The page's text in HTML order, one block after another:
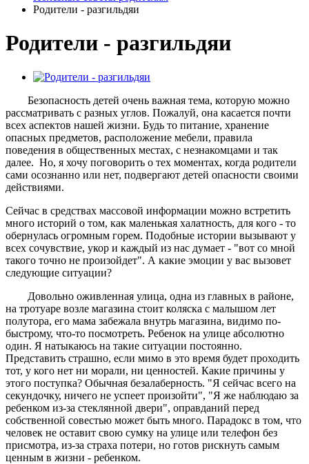
Родители - разгильдяи
Родители - разгильдяи
Безопасность детей очень важная тема, которую можно
рассматривать с разных углов. Пожалуй, она касается почти
всех аспектов нашей жизни. Будь то питание, хранение
опасных предметов, расположение мебели, правила
поведения в общественных местах, с незнакомцами и так
далее. Но, я хочу поговорить о тех моментах, когда родители
сами осознанно или нет, подвергают детей опасности своими
действиями.
Сейчас в средствах массовой информации можно встретить
много историй о том, как маленькая халатность, для кого - то
обернулась огромным горем. Подобные истории вызывают у
всех сочувствие, укор и каждый из нас думает - "вот со мной
такого точно не произойдет". А какие эмоции у вас вызовет
следующие ситуации?
Довольно оживленная улица, одна из главных в районе,
на тротуаре возле магазина стоит коляска с малышом лет
полутора, его мама забежала внутрь магазина, видимо по-
быстрому, что-то посмотреть. Ребенок на улице абсолютно
один. Я натыкаюсь на такие ситуации постоянно.
Представить страшно, если мимо в это время будет проходить
тот, у кого нет ни морали, ни ценностей. Какие причины у
этого поступка? Обычная безалаберность. "Я сейчас всего на
секундочку, ничего не успеет произойти", "Я же наблюдаю за
ребенком из-за стеклянной двери", оправданий перед
собственной совестью может быть много. Парадокс в том, что
человек не оставит свою сумку на улице или телефон без
присмотра, из-за страха потери, но готов рискнуть самым
ценным в жизни - ребенком.